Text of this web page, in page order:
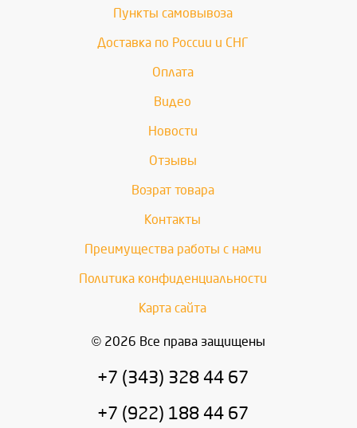
Пункты самовывоза
Доставка по России и СНГ
Оплата
Видео
Новости
Отзывы
Возрат товара
Контакты
Преимущества работы с нами
Политика конфиденциальности
Карта сайта
© 2026 Все права защищены
+7 (343) 328 44 67
+7 (922) 188 44 67